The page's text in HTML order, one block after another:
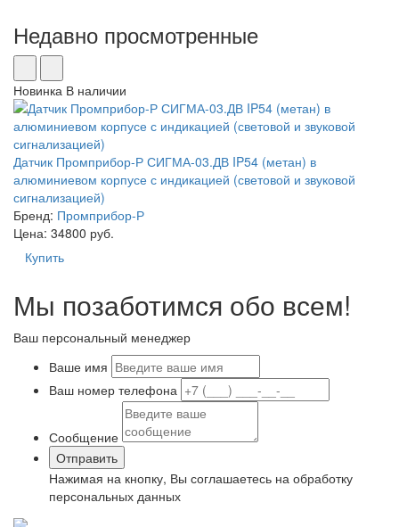
Недавно просмотренные
Новинка В наличии
Датчик Промприбор-Р СИГМА-03.ДВ IP54 (метан) в
алюминиевом корпусе с индикацией (световой и звуковой
сигнализацией)
Бренд: Промприбор-Р
Цена: 34800 руб.
Купить
Мы позаботимся обо всем!
Ваш персональный менеджер
Ваше имя
Ваш номер телефона
Сообщение
Нажимая на кнопку, Вы соглашаетесь на обработку
персональных данных